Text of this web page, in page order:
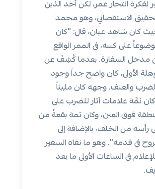
لفكرة انتحار عمر، لكن أحد الذين
الاستقصائي، وهو محمد
كان شاهد عيان، قال: "كان
على كنبه، في الممر الواقع
مدخل السفارة. بعدما كُشِفَ عن
الأولى، كان واضح جداً وجود
والعنف. وجهه كان مليئاً
ثمَّة علامات آثار للضرب على
فوق العين، وكان ثمة بقعةُ من
رأسه من الخلف، بالإضافة إلى
في قدمه". وهو ما نفاه السفير
في الساعات الأولى ما بعد